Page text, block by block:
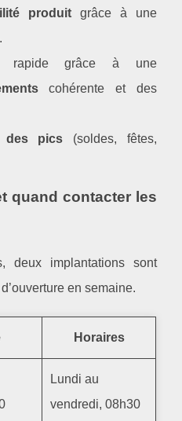
produitgrâce à une
rapide grâce à une
cohérente et des
des pics (soldes, fêtes,
quand contacter les
deux implantations sont
en semaine.
Horaires
Lundi au
vendredi, 08h30